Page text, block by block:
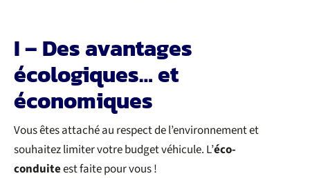
I – Des avantages
écologiques… et
économiques
Vous êtes attaché au respect de l’environnement et
souhaitez limiter votre budget véhicule. L’éco-
conduiteest faite pour vous !